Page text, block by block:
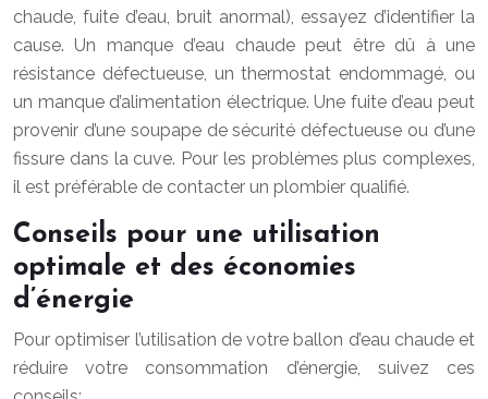
chaude, fuite d’eau, bruit anormal), essayez d’identifier la
cause. Un manque d’eau chaude peut être dû à une
résistance défectueuse, un thermostat endommagé, ou
un manque d’alimentation électrique. Une fuite d’eau peut
provenir d’une soupape de sécurité défectueuse ou d’une
fissure dans la cuve. Pour les problèmes plus complexes,
il est préférable de contacter un plombier qualifié.
Conseils pour une utilisation
optimale et des économies
d’énergie
Pour optimiser l’utilisation de votre ballon d’eau chaude et
réduire votre consommation d’énergie, suivez ces